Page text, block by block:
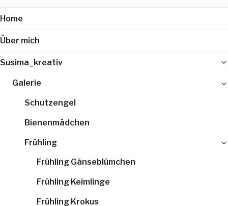
Home
Über mich
Susima_kreativ
Galerie
Schutzengel
Bienenmädchen
Frühling
Frühling Gänseblümchen
Frühling Keimlinge
Frühling Krokus